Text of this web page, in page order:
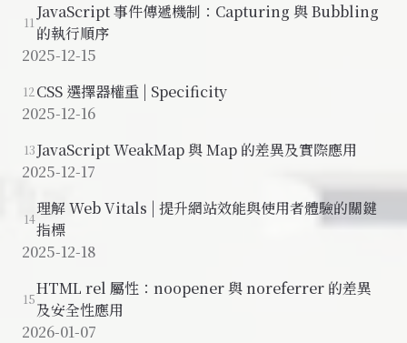
11
JavaScript 事件傳遞機制：Capturing 與 Bubbling
的執行順序
2025-12-15
12 CSS 選擇器權重 | Specificity
2025-12-16
13JavaScript WeakMap 與 Map 的差異及實際應用
2025-12-17
14
理解 Web Vitals | 提升網站效能與使用者體驗的關鍵
指標
2025-12-18
15
HTML rel 屬性：noopener 與 noreferrer 的差異
及安全性應用
2026-01-07